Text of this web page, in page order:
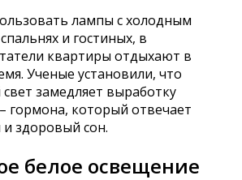
лампы с холодным
и гостиных, в
квартиры отдыхают в
Ученые установили, что
замедляет выработку
гормона, который отвечает
здоровый сон.
белое освещение